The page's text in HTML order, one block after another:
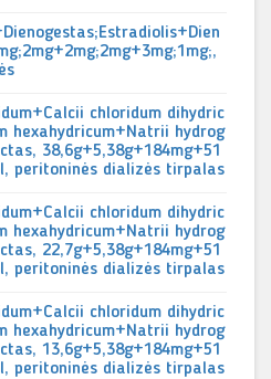
chloridum dihydric
hexahydricum+Natrii hydrog
38,6g+5,38g+184mg+51
peritoninės dializės tirpalas
chloridum dihydric
hexahydricum+Natrii hydrog
22,7g+5,38g+184mg+51
peritoninės dializės tirpalas
chloridum dihydric
hexahydricum+Natrii hydrog
13,6g+5,38g+184mg+51
peritoninės dializės tirpalas